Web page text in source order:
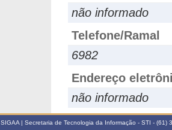
não informado
Telefone/Ramal
6982
Endereço
não informado
SIGAA | Secretaria de Tecnologia da Informação - STI -